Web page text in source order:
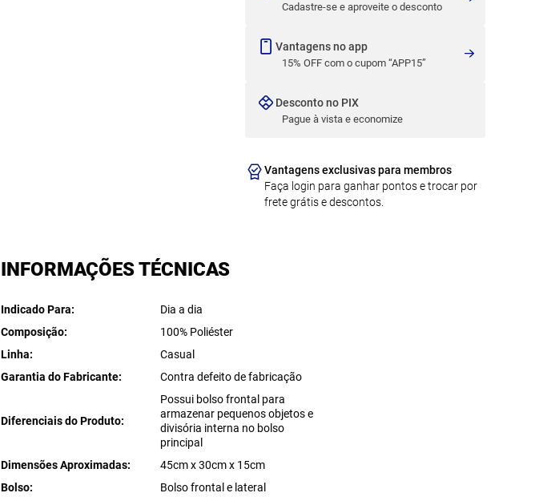
Cadastre-se e aproveite o desconto
Vantagens no app
15% OFF com o cupom “APP15”
Desconto no PIX
Pague à vista e economize
Vantagens exclusivas para membros
Faça login para ganhar pontos e trocar por
frete grátis e descontos.
INFORMAÇÕES TÉCNICAS
Indicado Para
Dia a dia
Composição
100% Poliéster
Linha
Casual
Garantia do Fabricante
Contra defeito de fabricação
Diferenciais do Produto
Possui bolso frontal para
armazenar pequenos objetos e
divisória interna no bolso
principal
Dimensões Aproximadas
45cm x 30cm x 15cm
Bolso
Bolso frontal e lateral